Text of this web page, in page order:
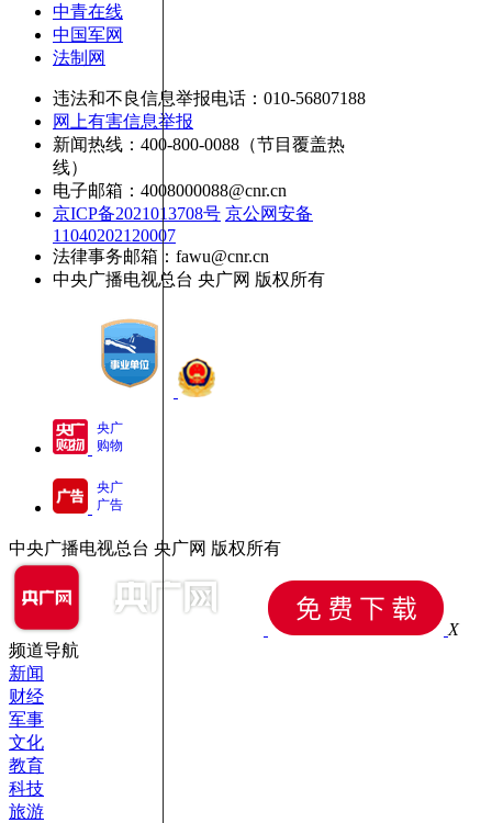
中青在线
中国军网
法制网
违法和不良信息举报电话：010-56807188
网上有害信息举报
新闻热线：400-800-0088（节目覆盖热
线）
电子邮箱：4008000088@cnr.cn
京ICP备2021013708号 京公网安备
11040202120007
法律事务邮箱：fawu@cnr.cn
中央广播电视总台 央广网 版权所有
央广
购物
央广
广告
中央广播电视总台 央广网 版权所有
X
频道导航
新闻
财经
军事
文化
教育
科技
旅游